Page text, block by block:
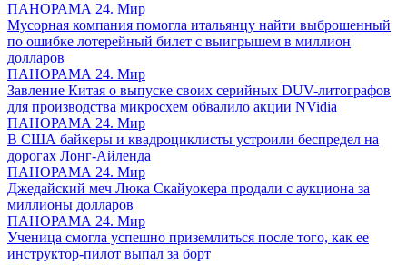
ПАНОРАМА 24. Мир
Мусорная компания помогла итальянцу найти выброшенный
по ошибке лотерейный билет с выигрышем в миллион
долларов
ПАНОРАМА 24. Мир
Завление Китая о выпуске своих серийных DUV-литографов
для производства микросхем обвалило акции NVidia
ПАНОРАМА 24. Мир
В США байкеры и квадроциклисты устроили беспредел на
дорогах Лонг-Айленда
ПАНОРАМА 24. Мир
Джедайский меч Люка Скайуокера продали с аукциона за
миллионы долларов
ПАНОРАМА 24. Мир
Ученица смогла успешно приземлиться после того, как ее
инструктор-пилот выпал за борт